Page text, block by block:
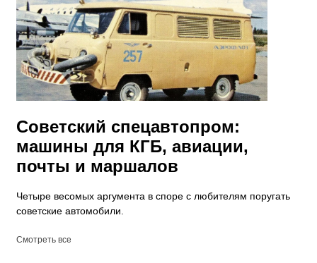
Советский спецавтопром:
машины для КГБ, авиации,
почты и маршалов
Четыре весомых аргумента в споре с любителям поругать
советские автомобили.
Смотреть все